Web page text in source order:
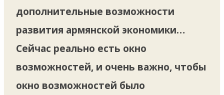
дополнительные возможности
развития армянской экономики…
Сейчас реально есть окно
возможностей, и очень важно, чтобы
окно возможностей было